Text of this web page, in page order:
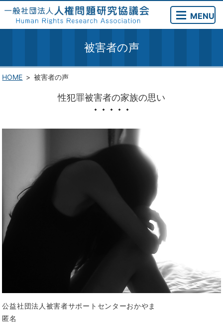
MENU
被害者の声
HOME 被害者の声
性犯罪被害者の家族の思い
公益社団法人被害者サポートセンターおかやま
匿名